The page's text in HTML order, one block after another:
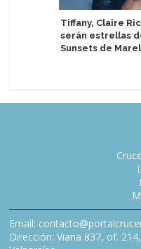
Tiffany, Claire
serán estrellas
Sunsets de
Email:
Dirección: Viana 837, of.